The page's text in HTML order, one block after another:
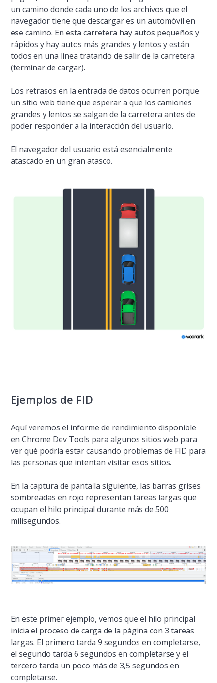
un camino donde cada uno de los archivos que el
navegador tiene que descargar es un automóvil en
ese camino. En esta carretera hay autos pequeños y
rápidos y hay autos más grandes y lentos y están
todos en una línea tratando de salir de la carretera
(terminar de cargar).
Los retrasos en la entrada de datos ocurren porque
un sitio web tiene que esperar a que los camiones
grandes y lentos se salgan de la carretera antes de
poder responder a la interacción del usuario.
El navegador del usuario está esencialmente
atascado en un gran atasco.
Ejemplos de FID
Aquí veremos el informe de rendimiento disponible
en Chrome Dev Tools para algunos sitios web para
ver qué podría estar causando problemas de FID para
las personas que intentan visitar esos sitios.
En la captura de pantalla siguiente, las barras grises
sombreadas en rojo representan tareas largas que
ocupan el hilo principal durante más de 500
milisegundos.
En este primer ejemplo, vemos que el hilo principal
inicia el proceso de carga de la página con 3 tareas
largas. El primero tarda 9 segundos en completarse,
el segundo tarda 6 segundos en completarse y el
tercero tarda un poco más de 3,5 segundos en
completarse.